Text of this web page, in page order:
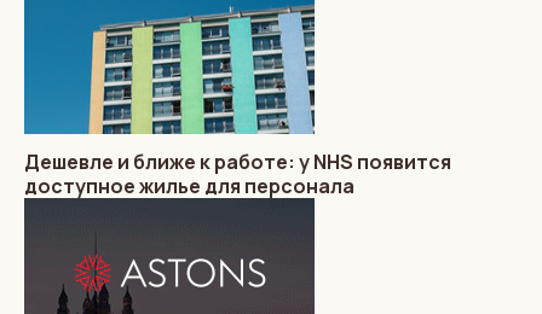
Дешевле и ближе к работе: у NHS появится
доступное жилье для персонала